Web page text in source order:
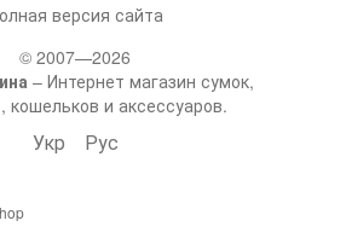
версия сайта
© 2007—2026
– Интернет магазин сумок,
кошельков и аксессуаров.
Укр Рус